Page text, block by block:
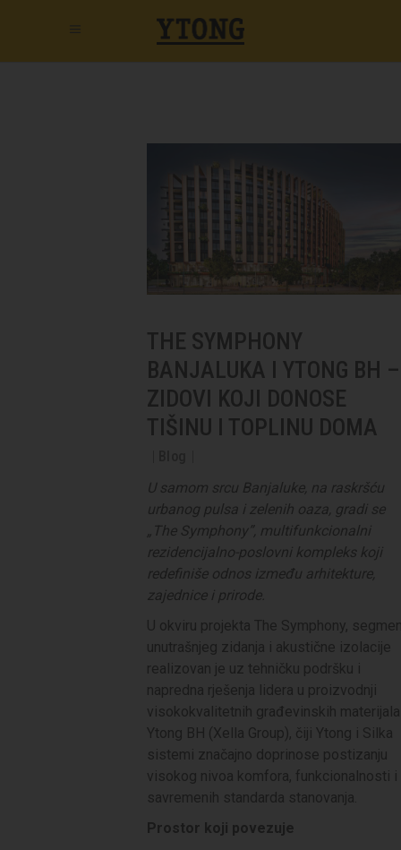
THE SYMPHONY
BANJALUKA I YTONG BH –
ZIDOVI KOJI DONOSE
TIŠINU I TOPLINU DOMA
U samom srcu Banjaluke, na raskršću
urbanog pulsa i zelenih oaza, gradi se
„The Symphony”, multifunkcionalni
rezidencijalno-poslovni kompleks koji
redefiniše odnos između arhitekture,
zajednice i prirode.
U okviru projekta The Symphony,
unutrašnjeg zidanja i akustične izolacije
realizovan je uz tehničku podršku i
napredna rješenja lidera u proizvodnji
visokokvalitetnih građevinskih
Ytong BH (Xella Group), čiji Ytong i Silka
sistemi značajno doprinose postizanju
visokog nivoa komfora, funkcionalnosti i
savremenih standarda stanovanja.
Prostor koji povezuje